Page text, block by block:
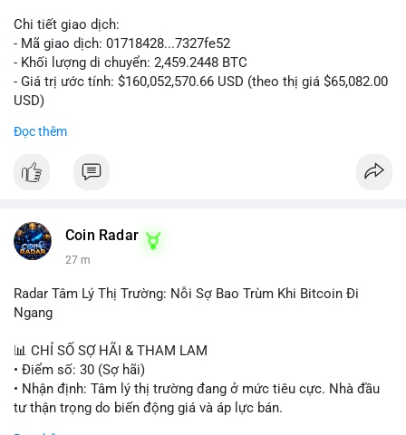
Chi tiết giao dịch:
- Mã giao dịch: 01718428...7327fe52
- Khối lượng di chuyển: 2,459.2448 BTC
- Giá trị ước tính: $160,052,570.66 USD (theo thị giá $65,082.00
USD)
Khối lượng 2,459 BTC tương đương hơn 160 triệu USD được
việc di chuyển số lượng lớn này có thể phục vụ mục đích tái
phân bổ danh mục sang ví lạnh để nắm giữ dài hạn, hoặc
Động thái này có thể tạo áp lực tâm lý ngắn hạn lên thị trường
khi nhà đầu tư nhỏ lẻ lo ngại về khả năng bán tháo. Tuy nhiên,
xu hướng trung hạn.
Lời khuyên cho nhà đầu tư nhỏ lẻ:
Hãy theo dõi sát các giao dịch tiếp theo từ địa chỉ ví nguồn để
Đọc thêm
Coin Radar
27 m
Radar Tâm Lý Thị Trường: Nỗi Sợ Bao Trùm Khi Bitcoin Đi
Ngang
📊 CHỈ SỐ SỢ HÃI & THAM LAM
• Điểm số: 30 (Sợ hãi)
• Nhận định: Tâm lý thị trường đang ở mức tiêu cực. Nhà đầu
tư thận trọng do biến động giá và áp lực bán.